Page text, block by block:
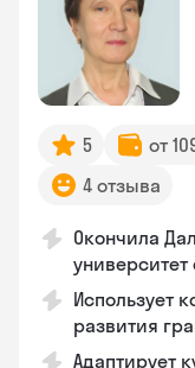
5 от
4 отзыва
Окончила
Использует
развития
Адаптирует